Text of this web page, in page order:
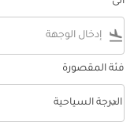
flight_land
فئة المقصورة
فئة المقصورة option الدرجة السياحية Selected
الدرجة السياحية
keyboard_arrow_down